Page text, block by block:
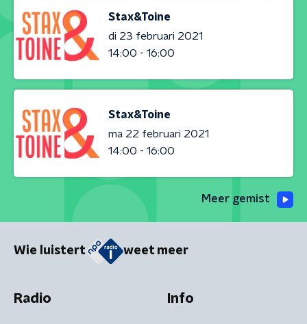
Stax&Toine
di 23 februari 2021
14:00 - 16:00
Stax&Toine
ma 22 februari 2021
14:00 - 16:00
Meer gemist
Wie luistert weet meer
Radio Info